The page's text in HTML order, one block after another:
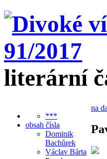
literární
***
obsah čísla
Dominik
Bachůrek
Václav Bárta
na